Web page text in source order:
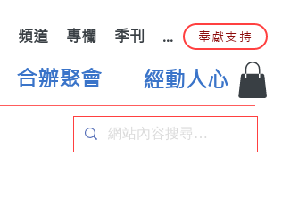
頻道 專欄 季刊 ... 奉獻支持
合辦聚會 經動人心